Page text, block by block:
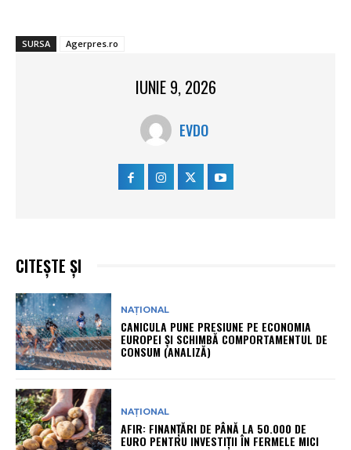
SURSA Agerpres.ro
IUNIE 9, 2026
EVDO
CITEȘTE ȘI
NAȚIONAL
CANICULA PUNE PRESIUNE PE ECONOMIA
EUROPEI ȘI SCHIMBĂ COMPORTAMENTUL DE
CONSUM (ANALIZĂ)
NAȚIONAL
AFIR: FINANȚĂRI DE PÂNĂ LA 50.000 DE
EURO PENTRU INVESTIȚII ÎN FERMELE MICI